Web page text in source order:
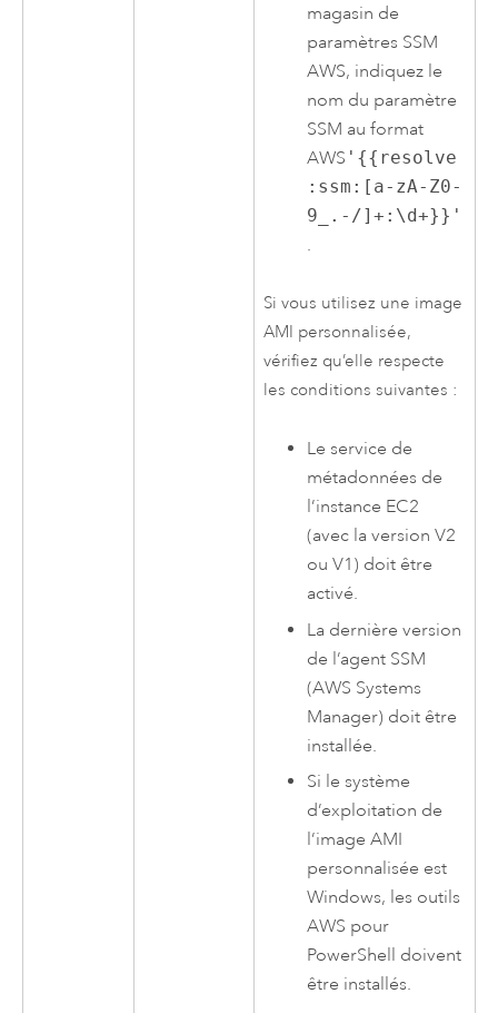
magasin de
paramètres SSM
AWS, indiquez le
nom du paramètre
SSM au format
AWS '{{resolve
:ssm:[a-zA-Z0-
9_.-/]+:\d+}}'
.
Si vous utilisez une image
AMI personnalisée,
vérifiez qu’elle respecte
les conditions suivantes :
Le service de
métadonnées de
l’instance EC2
(avec la version V2
ou V1) doit être
activé.
La dernière version
de l’agent SSM
(AWS Systems
Manager) doit être
installée.
Si le système
d’exploitation de
l’imageAMI
personnalisée est
Windows, les outils
AWS pour
PowerShell doivent
être installés.